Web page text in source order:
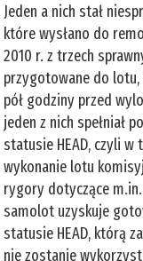
Jeden a nich stał
które wysłano do
2010 r. z trzech
przygotowane do
pół godziny przed
jeden z nich spełniał
statusie HEAD, czyli
wykonanie lotu
rygory dotyczące
samolot uzyskuje
statusie HEAD, którą
nie zostanie